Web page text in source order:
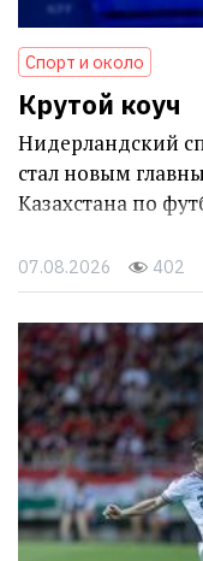
Спорт и около
Крутой коуч
Нидерландский
стал новым
Казахстана по
07.08.2026 402